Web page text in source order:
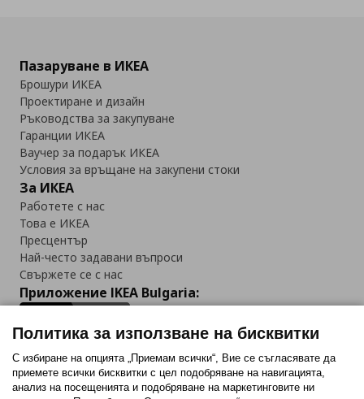
Пазаруване в ИКЕА
Брошури ИКЕА
Проектиране и дизайн
Ръководства за закупуване
Гаранции ИКЕА
Ваучер за подарък ИКЕА
Условия за връщане на закупени стоки
За ИКЕА
Работете с нас
Това е ИКЕА
Пресцентър
Най-често задавани въпроси
Свържете се с нас
Приложение IKEA Bulgaria:
Последвайте ни:
Политика за използване на бисквитки
С избиране на опцията „Приемам всички“, Вие се съгласявате да
приемете всички бисквитки с цел подобряване на навигацията,
анализ на посещенията и подобряване на маркетинговите ни